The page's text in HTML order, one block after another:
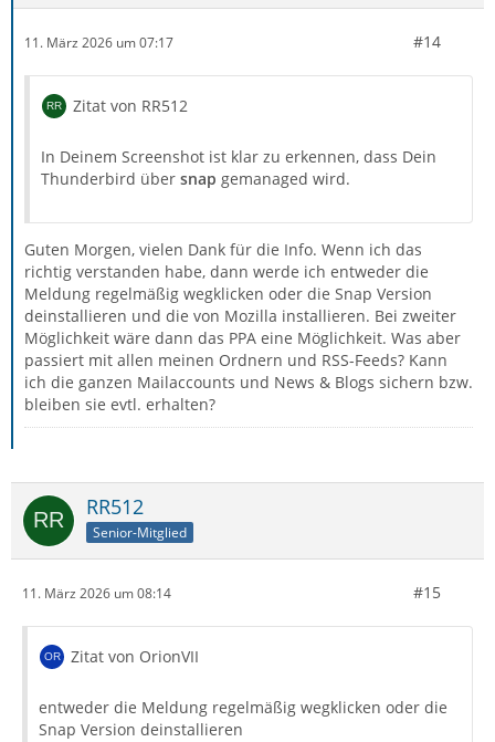
11. März 2026 um 07:17 #14
Zitat von RR512
In Deinem Screenshot ist klar zu erkennen, dass Dein
Thunderbird über snap gemanaged wird.
Guten Morgen, vielen Dank für die Info. Wenn ich das
richtig verstanden habe, dann werde ich entweder die
Meldung regelmäßig wegklicken oder die Snap Version
deinstallieren und die von Mozilla installieren. Bei zweiter
Möglichkeit wäre dann das PPA eine Möglichkeit. Was aber
passiert mit allen meinen Ordnern und RSS-Feeds? Kann
ich die ganzen Mailaccounts und News & Blogs sichern bzw.
bleiben sie evtl. erhalten?
RR512
Senior-Mitglied
11. März 2026 um 08:14 #15
Zitat von OrionVII
entweder die Meldung regelmäßig wegklicken oder die
Snap Version deinstallieren